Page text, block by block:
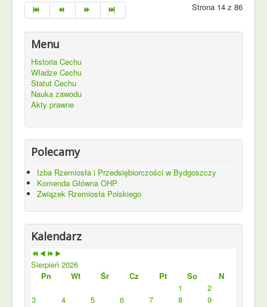
Strona 14 z 86
Menu
Historia Cechu
Władze Cechu
Statut Cechu
Nauka zawodu
Akty prawne
Polecamy
Izba Rzemiosła i Przedsiębiorczości w Bydgoszczy
Komenda Główna OHP
Związek Rzemiosła Polskiego
Kalendarz
Sierpień 2026
Pn
Wt Śr Cz Pt So
N
1
2
3
4 5 6 7 8
9